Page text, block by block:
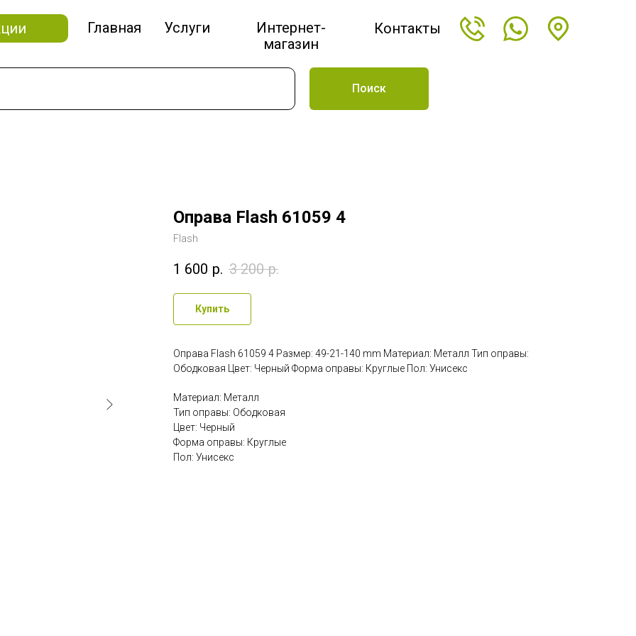
Главная Услуги
Интернет-
магазин
Контакты
Поиск
Оправа Flash 61059 4
Flash
1 600 р. 3 200 р.
Купить
Оправа Flash 61059 4 Размер: 49-21-140 mm Материал: Металл Тип оправы:
Ободковая Цвет: Черный Форма оправы: Круглые Пол: Унисекс
Материал: Металл
Тип оправы: Ободковая
Цвет: Черный
Форма оправы: Круглые
Пол: Унисекс